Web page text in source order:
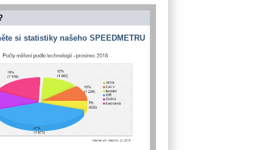
si statistiky našeho SPEEDMETRU